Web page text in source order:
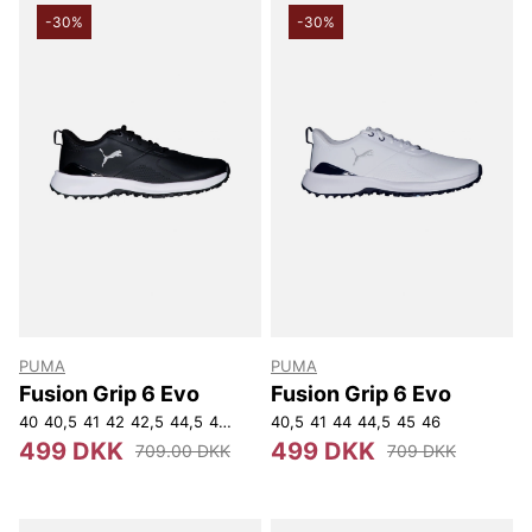
-30%
PUMA
Fusion Grip 6 Evo
40 40,5 41 42 42,5 44,5 45
499 DKK 709.00 DKK
-30%
PUMA
Fusion Grip 6 Evo
40,5 41 44 44,5 45 46
499 DKK 709 DKK